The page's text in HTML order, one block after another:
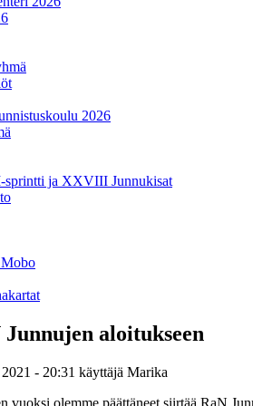
2026
sprintti ja XXVIII Junnukisat
aloitukseen
- 20:31 käyttäjä Marika
vuoksi olemme päättäneet siirtää RaN